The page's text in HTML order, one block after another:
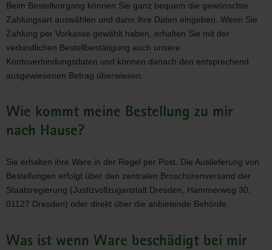
Beim Bestellvorgang können Sie ganz bequem die gewünschte
Zahlungsart auswählen und dann ihre Daten eingeben. Wenn Sie
Zahlung per Vorkasse gewählt haben, erhalten Sie mit der
verbindlichen Bestellbestätigung auch unsere
Kontoverbindungsdaten und können danach den entsprechend
ausgewiesenen Betrag überwiesen.
Wie kommt meine Bestellung zu mir
nach Hause?
Sie erhalten ihre Ware in der Regel per Post. Die Auslieferung von
Bestellungen erfolgt über den zentralen Broschürenversand der
Staatsregierung (Justizvollzuganstalt Dresden, Hammerweg 30,
01127 Dresden) oder direkt über die anbietende Behörde.
Was ist wenn Ware beschädigt bei mir